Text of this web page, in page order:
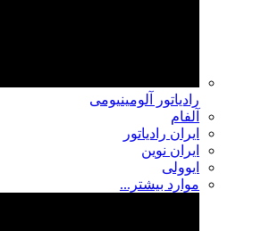
رادیاتور آلومینیومی
آلفام
ایران رادیاتور
ایران نوین
ایوولی
موارد بیشتر...